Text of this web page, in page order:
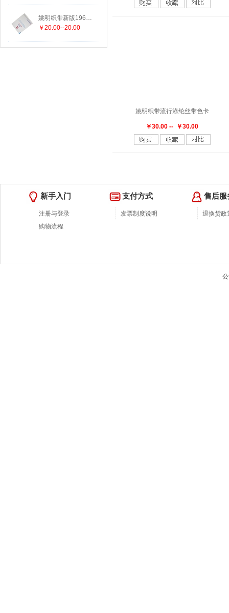
姚明织带流行涤纶丝带色卡
￥30.00 -- ￥30.00
姚明织带新版196色涤纶色卡
￥20.00--20.00
新手入门
注册与登录
购物流程
支付方式
发票制度说明
售后服
退换货政